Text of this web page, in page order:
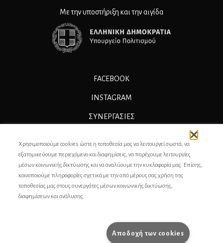
Με την υποστήριξη και την αιγίδα
FACEBOOK
INSTAGRAM
ΣΥΝΕΡΓΑΣΊΕΣ
ΕΠΙΚΟΙΝΩΝΙΑ
ΣΥΝΤΕΛΕΣΤΕΣ
ΟΡΟΙ ΧΡΗΣΗΣ
Χρησιμοποιούμε cookies ώστε η τοποθεσία μας να λειτουργεί σωστά, να
εξατομικεύουμε περιεχόμενο και διαφημίσεις, να παρέχουμε λειτουργίες
μέσων κοινωνικής δικτύωσης και να αναλύουμε την κυκλοφορία μας. Επίσης,
κοινοποιούμε πληροφορίες σχετικά με την από μέρους σας χρήση της
τοποθεσίας μας στους συνεργάτες μέσων κοινωνικής δικτύωσης,
διαφημίσεων και ανάλυσης.
Αποδοχή των cookies